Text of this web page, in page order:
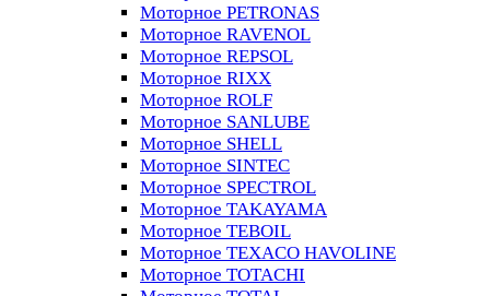
Моторное PETRONAS
Моторное RAVENOL
Моторное REPSOL
Моторное RIXX
Моторное ROLF
Моторное SANLUBE
Моторное SHELL
Моторное SINTEC
Моторное SPECTROL
Моторное TAKAYAMA
Моторное TEBOIL
Моторное TEXACO HAVOLINE
Моторное TOTACHI